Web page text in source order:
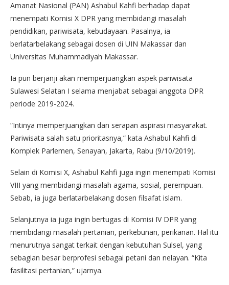
Amanat Nasional (PAN) Ashabul Kahfi berhadap dapat
menempati Komisi X DPR yang membidangi masalah
pendidikan, pariwisata, kebudayaan. Pasalnya, ia
berlatarbelakang sebagai dosen di UIN Makassar dan
Universitas Muhammadiyah Makassar.
Ia pun berjanji akan memperjuangkan aspek pariwisata
Sulawesi Selatan I selama menjabat sebagai anggota DPR
periode 2019-2024.
“Intinya memperjuangkan dan serapan aspirasi masyarakat.
Pariwisata salah satu prioritasnya,” kata Ashabul Kahfi di
Komplek Parlemen, Senayan, Jakarta, Rabu (9/10/2019).
Selain di Komisi X, Ashabul Kahfi juga ingin menempati Komisi
VIII yang membidangi masalah agama, sosial, perempuan.
Sebab, ia juga berlatarbelakang dosen filsafat islam.
Selanjutnya ia juga ingin bertugas di Komisi IV DPR yang
membidangi masalah pertanian, perkebunan, perikanan. Hal itu
menurutnya sangat terkait dengan kebutuhan Sulsel, yang
sebagian besar berprofesi sebagai petani dan nelayan. “Kita
fasilitasi pertanian,” ujarnya.